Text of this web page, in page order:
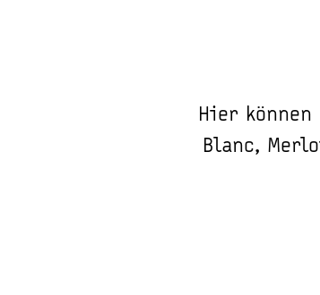
Hier können
Blanc,